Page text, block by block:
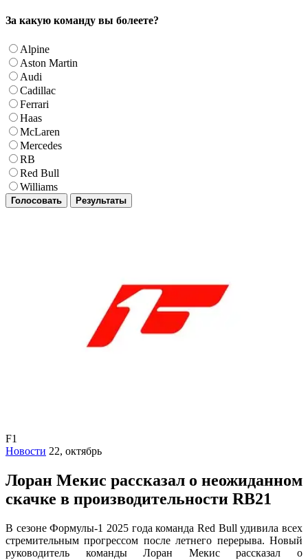
За какую команду вы болеете?
Alpine
Aston Martin
Audi
Cadillac
Ferrari
Haas
McLaren
Mercedes
RB
Red Bull
Williams
Голосовать Результаты
F1
Новости 22, октябрь
Лоран Мекис рассказал о неожиданном
скачке в производительности RB21
В сезоне Формулы-1 2025 года команда Red Bull удивила всех
стремительным прогрессом после летнего перерыва. Новый
руководитель команды Лоран Мекис рассказал о